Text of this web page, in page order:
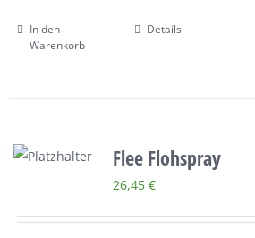
In den
Warenkorb
Details
Flee Flohspray
26,45 €